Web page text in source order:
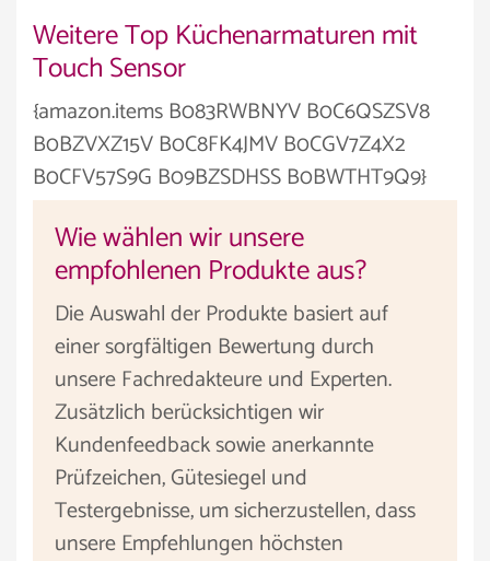
Weitere Top Küchenarmaturen mit
Touch Sensor
{amazon.items B083RWBNYV B0C6QSZSV8
B0BZVXZ15V B0C8FK4JMV B0CGV7Z4X2
B0CFV57S9G B09BZSDHSS B0BWTHT9Q9}
Wie wählen wir unsere
empfohlenen Produkte aus?
Die Auswahl der Produkte basiert auf
einer sorgfältigen Bewertung durch
unsere Fachredakteure und Experten.
Zusätzlich berücksichtigen wir
Kundenfeedback sowie anerkannte
Prüfzeichen, Gütesiegel und
Testergebnisse, um sicherzustellen, dass
unsere Empfehlungen höchsten